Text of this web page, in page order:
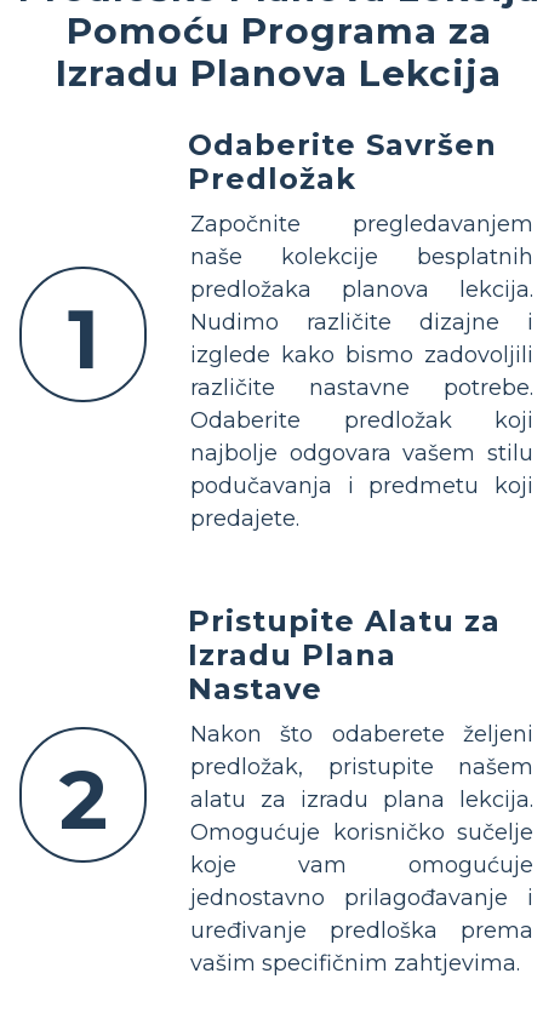
Pomoću Programa za
Izradu Planova Lekcija
1
Odaberite Savršen
Predložak
Započnite pregledavanjem
naše kolekcije besplatnih
predložaka planova lekcija.
Nudimo različite dizajne i
izglede kako bismo zadovoljili
različite nastavne potrebe.
Odaberite predložak koji
najbolje odgovara vašem stilu
podučavanja i predmetu koji
predajete.
2
Pristupite Alatu za
Izradu Plana
Nastave
Nakon što odaberete željeni
predložak, pristupite našem
alatu za izradu plana lekcija.
Omogućuje korisničko sučelje
koje vam omogućuje
jednostavno prilagođavanje i
uređivanje predloška prema
vašim specifičnim zahtjevima.